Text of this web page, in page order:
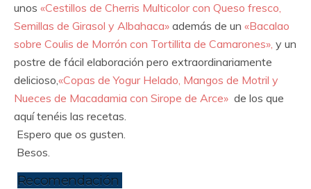
unos «Cestillos de Cherris Multicolor con Queso fresco,
Semillas de Girasol y Albahaca» además de un «Bacalao
sobre Coulis de Morrón con Tortillita de Camarones», y un
postre de fácil elaboración pero extraordinariamente
delicioso,«Copas de Yogur Helado, Mangos de Motril y
Nueces de Macadamia con Sirope de Arce» de los que
aquí tenéis las recetas.
Espero que os gusten.
Besos.
Recomendación